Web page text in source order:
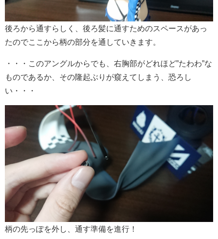
後ろから通すらしく、後ろ髪に通すためのスペースがあっ
たのでここから柄の部分を通していきます。
・・・このアングルからでも、右胸部がどれほど”たわわ”な
ものであるか、その隆起ぶりが窺えてしまう、恐ろし
い・・・
柄の先っぽを外し、通す準備を進行！